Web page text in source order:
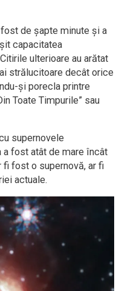
de șapte minute și a
capacitatea
ulterioare au arătat
strălucitoare decât orice
și porecla printre
Toate Timpurile” sau
supernovele
fost atât de mare încât
fi fost o supernovă, ar fi
actuale.